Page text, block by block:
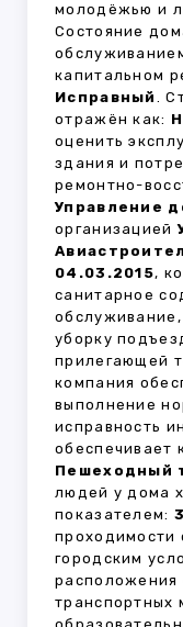
молодёжью и
Состояние
капитальном
Исправный .
отражён как:
оценить
здания и
ремонтно-
Управление
организацией
04.03.2015,
санитарное
уборку
прилегающей
компания
выполнение
исправность
обеспечивает
Пешеходный
людей у дома
показателем:
проходимости
городским
расположения
транспортных